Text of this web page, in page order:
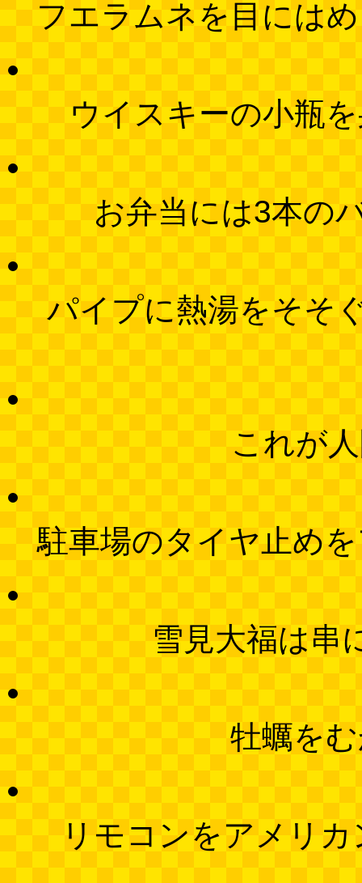
フエラムネを目には
ウイスキーの小瓶
お弁当には3本の
パイプに熱湯をそそ
これが
駐車場のタイヤ止め
雪見大福は串
牡蠣を
リモコンをアメリ